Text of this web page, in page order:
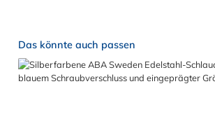
Produktgalerie überspringen
Das könnte auch passen